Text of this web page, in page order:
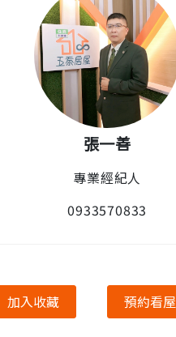
張一善
專業經紀人
0933570833
加入收藏 預約看屋